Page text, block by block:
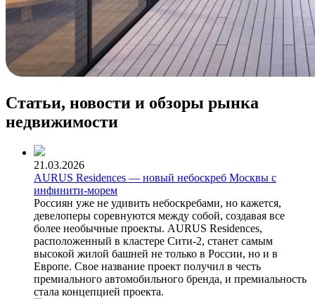
Статьи, новости и обзоры рынка
недвижимости
21.03.2026
AURUS Residences — новый небоскреб Москвы с
инфинити-морем
Россиян уже не удивить небоскребами, но кажется,
девелоперы соревнуются между собой, создавая все
более необычные проекты. AURUS Residences,
расположенный в кластере Сити-2, станет самым
высокой жилой башней не только в России, но и в
Европе. Свое название проект получил в честь
премиального автомобильного бренда, и премиальность
стала концепцией проекта.